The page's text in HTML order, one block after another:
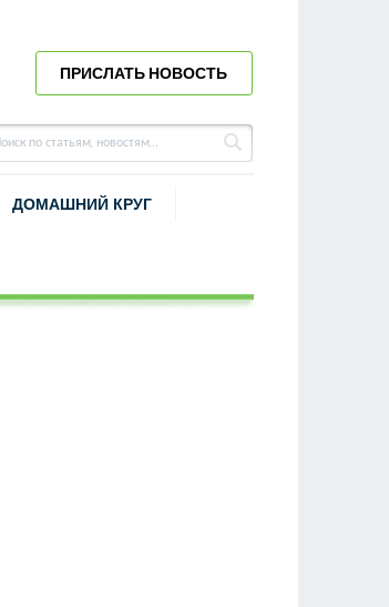
ПРИСЛАТЬ НОВОСТЬ
ДОМАШНИЙ КРУГ